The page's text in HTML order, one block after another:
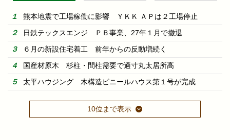
熊本地震で工場稼働に影響 ＹＫＫ ＡＰは２工場停止
日鉄テックスエンジ ＰＢ事業、27年１月で撤退
６月の新設住宅着工 前年からの反動増続く
国産材原木 杉柱・間柱需要で適寸丸太居所高
太平ハウジング 木構造ビニールハウス第１号が完成
10位まで表示